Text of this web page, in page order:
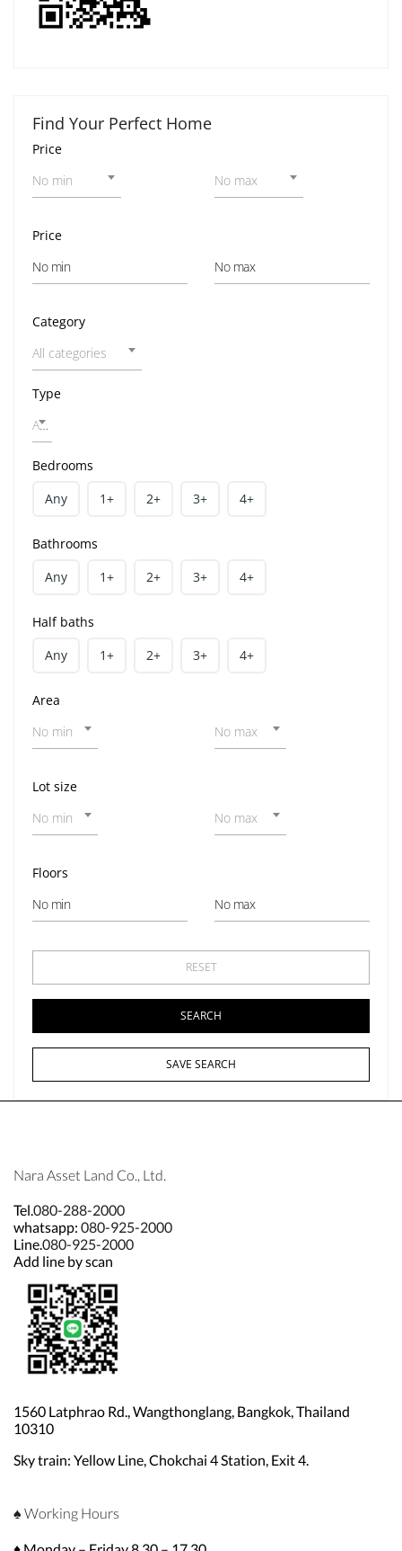
Find Your Perfect Home
Price
No min
No max
Price
Category
All categories
Type
All home types
Bedrooms
Any
1+ 2+ 3+ 4+
Bathrooms
Any
1+ 2+ 3+ 4+
Half baths
Any
1+ 2+ 3+ 4+
Area
No min
No max
Lot size
No min
No max
Floors
SAVE SEARCH
Nara Asset Land Co., Ltd.
Tel. 080-288-2000
whatsapp: 080-925-2000
Line.080-925-2000
Add line by scan
1560 Latphrao Rd., Wangthonglang, Bangkok, Thailand
10310
Sky train: Yellow Line, Chokchai 4 Station, Exit 4.
♠ Working Hours